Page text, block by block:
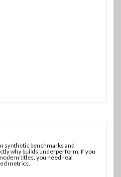
synthetic benchmarks and
why builds underperform. If you
titles, you need real
metrics.